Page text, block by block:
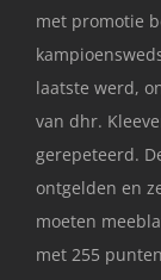
met promotie
laatste werd,
van dhr.
gerepeteerd.
ontgelden en
moeten
met 255